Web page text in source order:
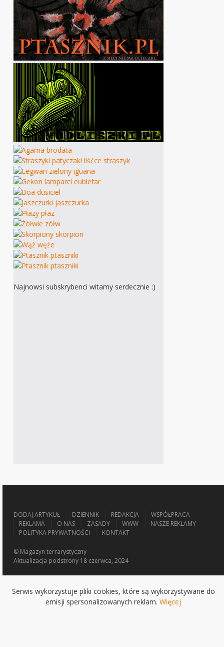
Najnowsi subskrybenci witamy serdecznie :)
DODAJ ARTYKUŁ DZIENNIK REDAKCJA
WSPÓŁPRACA
REKLAMA
O NAS ZASADY WWW
NASZE REKLAMY
POLITYKA PRYWATNOŚCI
KONTAKT
© Magazyn terrarystyczny
Aktualizacja podstrony 18 czerwca, 2024
Serwis wykorzystuje pliki cookies, które są wykorzystywane do
emisji spersonalizowanych reklam. Więcej